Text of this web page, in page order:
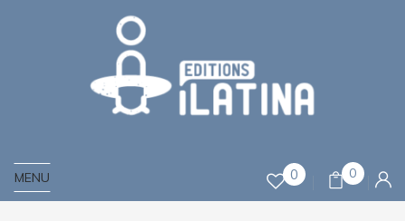
MENU 0 0